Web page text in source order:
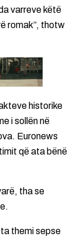
varreve këtë
romak”, thotw
historike
i sollën në
Euronews
që ata bënë
tha se
themi sepse